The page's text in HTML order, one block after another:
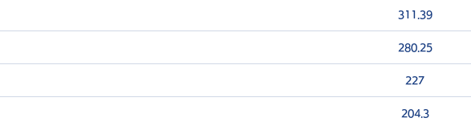
311.39
280.25
227
204.3